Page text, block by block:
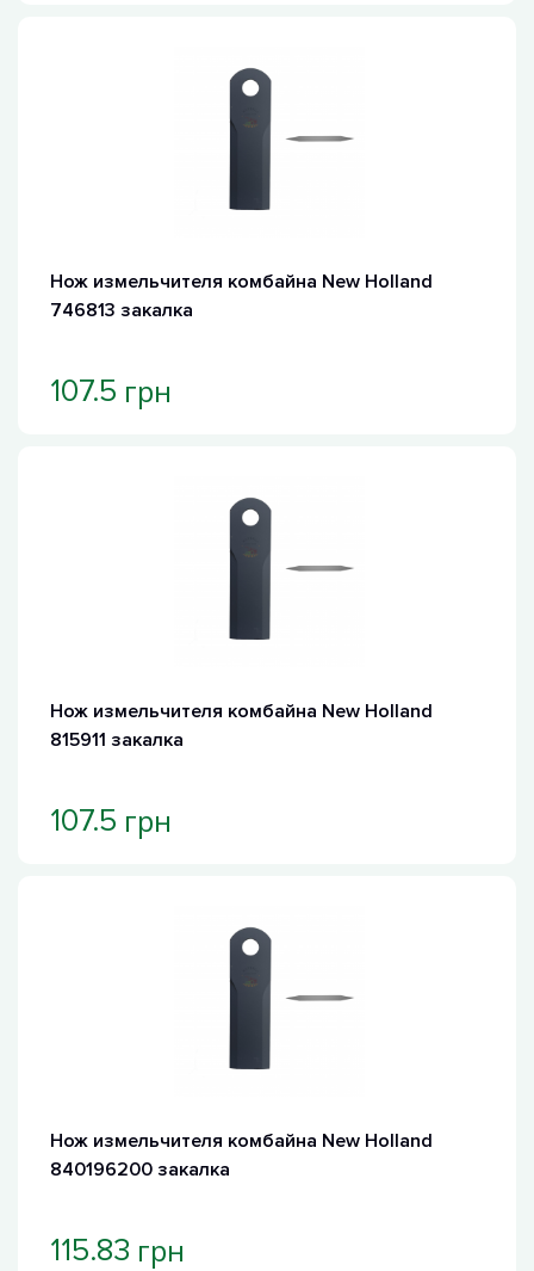
Нож измельчителя комбайна New Holland
746813 закалка
107.5 грн
Нож измельчителя комбайна New Holland
815911 закалка
107.5 грн
Нож измельчителя комбайна New Holland
840196200 закалка
115.83 грн